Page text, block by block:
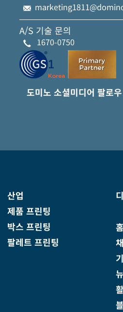
A/S 기술 문의
1670-0750
도미노 소셜미디어 팔로우
산업
제품 프린팅
박스 프린팅
팔레트 프린팅
홈